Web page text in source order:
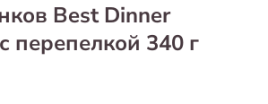
Best Dinner
перепелкой 340 г